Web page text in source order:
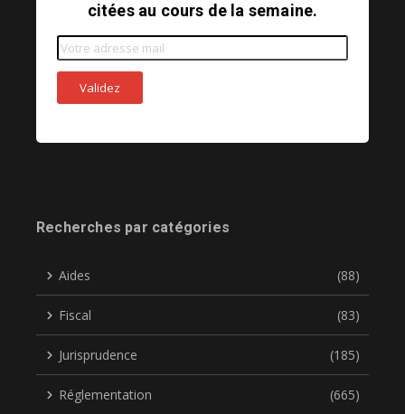
citées au cours de la semaine.
Recherches par catégories
Aides (88)
Fiscal (83)
Jurisprudence (185)
Réglementation (665)